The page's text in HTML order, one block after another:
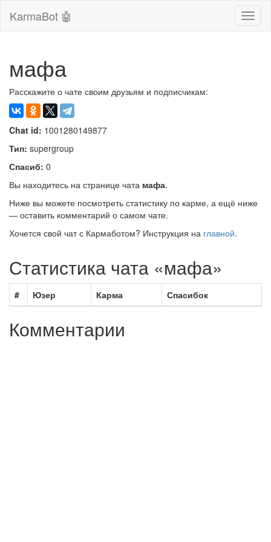
KarmaBot 🤖
мафа
Расскажите о чате своим друзьям и подписчикам:
Chat id: 1001280149877
Тип: supergroup
Спасиб: 0
Вы находитесь на странице чата мафа.
Ниже вы можете посмотреть статистику по карме, а ещё ниже
— оставить комментарий о самом чате.
Хочется свой чат с Кармаботом? Инструкция на главной.
Статистика чата «мафа»
# Юзер Карма Спасибок
Комментарии